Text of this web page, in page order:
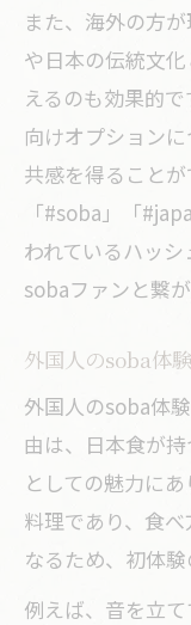
また、海外の方
や日本の伝統文
えるのも効果的
向けオプション
共感を得ること
「#soba」「
われているハッ
sobaファンと繋
外国人のsoba体
外国人のsoba体
由は、日本食が
としての魅力に
料理であり、食
なるため、初体験
例えば、音を立